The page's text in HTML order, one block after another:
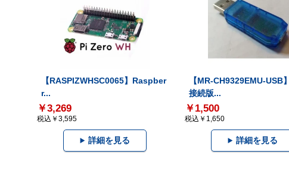
【RASPIZWHSC0065】Raspber
r...
￥3,269
税込￥3,595
詳細を見る
【MR-CH9329EMU-USB
接続版...
￥1,500
税込￥1,650
詳細を見る